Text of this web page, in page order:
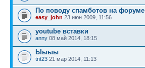
По поводу спамботов на форуме
easy_john 23 июн 2009, 11:56
youtube вставки
anny 08 май 2014, 18:15
Ыыыы
tnt23 21 мар 2014, 11:13